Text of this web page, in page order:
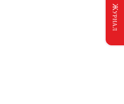
Журнал